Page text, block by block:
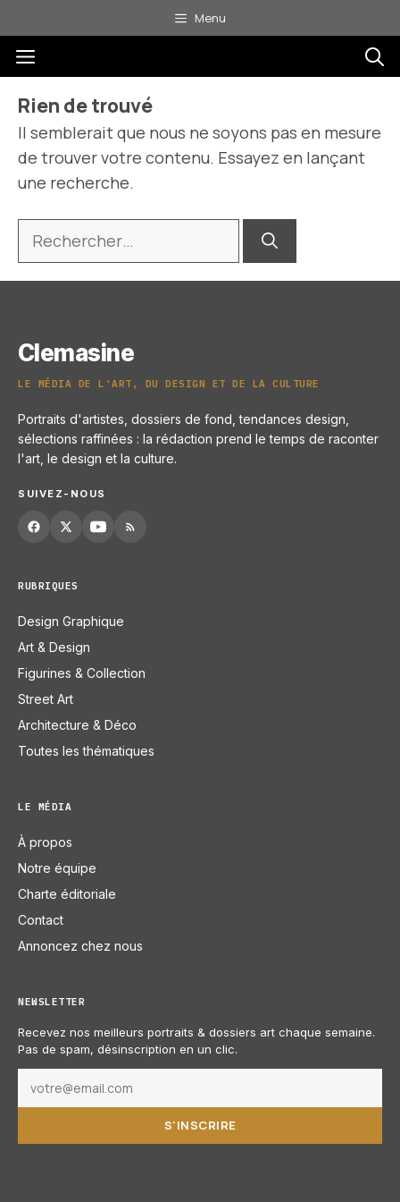
au
contenu
Menu
Menu
Rien de trouvé
Il semblerait que nous ne soyons pas en mesure
de trouver votre contenu. Essayez en lançant
une recherche.
Rechercher :
Clemasine
LE MÉDIA DE L'ART, DU DESIGN ET DE LA CULTURE
Portraits d'artistes, dossiers de fond, tendances design,
sélections raffinées : la rédaction prend le temps de raconter
l'art, le design et la culture.
SUIVEZ-NOUS
RUBRIQUES
Design Graphique
Art & Design
Figurines & Collection
Street Art
Architecture & Déco
Toutes les thématiques
LE MÉDIA
À propos
Notre équipe
Charte éditoriale
Contact
Annoncez chez nous
NEWSLETTER
Recevez nos meilleurs portraits & dossiers art chaque semaine.
Pas de spam, désinscription en un clic.
S'INSCRIRE